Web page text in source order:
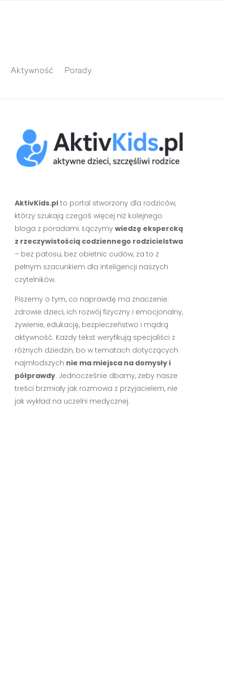
Aktywność Porady
AktivKids.plto portal stworzony dla rodziców,
którzy szukają czegoś więcej niż kolejnego
bloga z poradami. Łączymy wiedzę ekspercką
z rzeczywistością codziennego rodzicielstwa
– bez patosu, bez obietnic cudów, za to z
pełnym szacunkiem dla inteligencji naszych
czytelników.
Piszemy o tym, co naprawdę ma znaczenie:
zdrowie dzieci, ich rozwój fizyczny i emocjonalny,
żywienie, edukację, bezpieczeństwo i mądrą
aktywność. Każdy tekst weryfikują specjaliści z
różnych dziedzin, bo w tematach dotyczących
najmłodszych nie ma miejsca na domysły i
półprawdy. Jednocześnie dbamy, żeby nasze
treści brzmiały jak rozmowa z przyjacielem, nie
jak wykład na uczelni medycznej.